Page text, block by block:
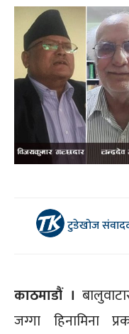
टुडेखोज
काठमाडौं ।
जग्गा हिनामिना